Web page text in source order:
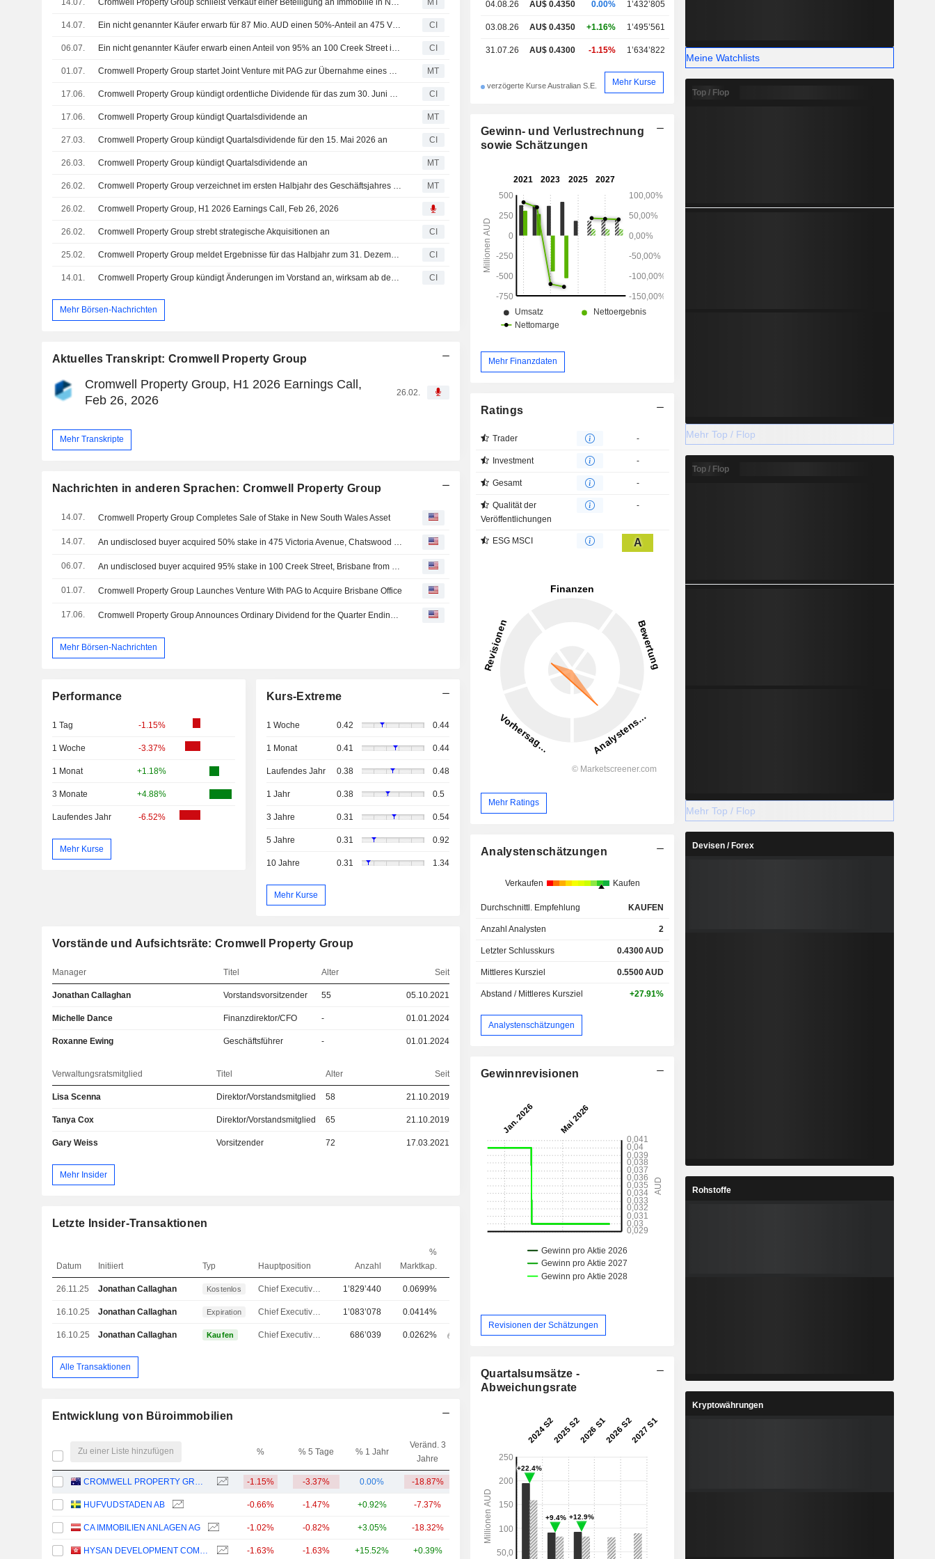
14.07. Cromwell Property Group schließt Verkauf einer Beteiligung an Immobilie in New South Wales ab MT
14.07. Ein nicht genannter Käufer erwarb für 87 Mio. AUD einen 50%-Anteil an 475 Victoria Avenue in Chatswood von Cromwell Property Group (ASX:CMW). CI
06.07. Ein nicht genannter Käufer erwarb einen Anteil von 95% an 100 Creek Street in Brisbane von Cromwell Property Group (ASX:CMW) und Cromwell Direct Property Fund für rund 160 Mio. AUD. CI
01.07. Cromwell Property Group startet Joint Venture mit PAG zur Übernahme eines Bürogebäudes in Brisbane MT
17.06. Cromwell Property Group kündigt ordentliche Dividende für das zum 30. Juni 2026 endende Quartal an – Zahlbar am 18. August 2026 CI
17.06. Cromwell Property Group kündigt Quartalsdividende an MT
27.03. Cromwell Property Group kündigt Quartalsdividende für den 15. Mai 2026 an CI
26.03. Cromwell Property Group kündigt Quartalsdividende an MT
26.02. Cromwell Property Group verzeichnet im ersten Halbjahr des Geschäftsjahres niedrigere bereinigte Mittel aus dem operativen Geschäft, aber höhere Umsätze MT
26.02. Cromwell Property Group, H1 2026 Earnings Call, Feb 26, 2026
26.02. Cromwell Property Group strebt strategische Akquisitionen an CI
25.02. Cromwell Property Group meldet Ergebnisse für das Halbjahr zum 31. Dezember 2025 CI
14.01. Cromwell Property Group kündigt Änderungen im Vorstand an, wirksam ab dem 15. Januar 2026 CI
Mehr Börsen-Nachrichten
Aktuelles Transkript: Cromwell Property Group
Cromwell Property Group, H1 2026 Earnings Call,
Feb 26, 2026
26.02.
Mehr Transkripte
Nachrichten in anderen Sprachen: Cromwell Property Group
14.07. Cromwell Property Group Completes Sale of Stake in New South Wales Asset
14.07.
06.07.
01.07. Cromwell Property Group Launches Venture With PAG to Acquire Brisbane Office
17.06.
Mehr Börsen-Nachrichten
Performance
1 Tag -1.15%
1 Woche -3.37%
1 Monat +1.18%
3 Monate +4.88%
Laufendes Jahr -6.52%
Mehr Kurse
Kurs-Extreme
1 Woche 0.42 0.44
1 Monat 0.41 0.44
Laufendes Jahr 0.38 0.48
1 Jahr 0.38 0.5
3 Jahre 0.31 0.54
5 Jahre 0.31 0.92
10 Jahre 0.31 1.34
Mehr Kurse
Vorstände und Aufsichtsräte: Cromwell Property Group
Manager Titel Alter Seit
Jonathan Callaghan Vorstandsvorsitzender 55 05.10.2021
Michelle Dance Finanzdirektor/CFO - 01.01.2024
Roxanne Ewing Geschäftsführer - 01.01.2024
Verwaltungsratsmitglied Titel Alter Seit
Lisa Scenna Direktor/Vorstandsmitglied 58 21.10.2019
Tanya Cox Direktor/Vorstandsmitglied 65 21.10.2019
Gary Weiss Vorsitzender 72 17.03.2021
Mehr Insider
Letzte Insider-Transaktionen
Datum Initiiert Typ Hauptposition Anzahl
%
Marktkap.
26.11.25 Jonathan Callaghan Kostenlos Chief Executive Officer (CEO) 1’829’440 0.0699%
16.10.25 Jonathan Callaghan Expiration Chief Executive Officer (CEO) 1’083’078 0.0414%
16.10.25 Jonathan Callaghan Kaufen Chief Executive Officer (CEO) 686’039 0.0262%
Alle Transaktionen
Entwicklung von Büroimmobilien
Zu einer Liste hinzufügen % % 5 Tage % 1 Jahr
Veränd. 3
Jahre
-1.15% -3.37% 0.00% -18.87% 804 Mio.
HUFVUDSTADEN AB -0.66% -1.47% +0.92% -7.37% 2.49 Mrd.
CA IMMOBILIEN ANLAGEN AG -1.02% -0.82% +3.05% -18.32% 2.46 Mrd.
-1.63% -1.63% +15.52% +0.39% 2.41 Mrd.
04.08.26 AU$ 0.4350 0.00% 1’432’805
03.08.26 AU$ 0.4350 +1.16% 1’495’561
31.07.26 AU$ 0.4300 -1.15% 1’634’822
verzögerte Kurse Australian S.E. Mehr Kurse
Gewinn- und Verlustrechnung
sowie Schätzungen
Mehr Finanzdaten
Ratings
Trader -
Investment -
Gesamt -
Qualität der
Veröffentlichungen
-
ESG MSCI A
Mehr Ratings
Analystenschätzungen
Verkaufen Kaufen
Durchschnittl. Empfehlung KAUFEN
Anzahl Analysten 2
Letzter Schlusskurs 0.4300AUD
Mittleres Kursziel 0.5500AUD
Abstand / Mittleres Kursziel +27.91%
Analystenschätzungen
Gewinnrevisionen
Revisionen der Schätzungen
Quartalsumsätze -
Abweichungsrate
Meine Watchlists
Top / Flop
Mehr Top / Flop
Top / Flop
Mehr Top / Flop
Devisen / Forex
Rohstoffe
Kryptowährungen